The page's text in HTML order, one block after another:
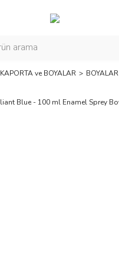
KAPORTA ve BOYALAR BOYALAR